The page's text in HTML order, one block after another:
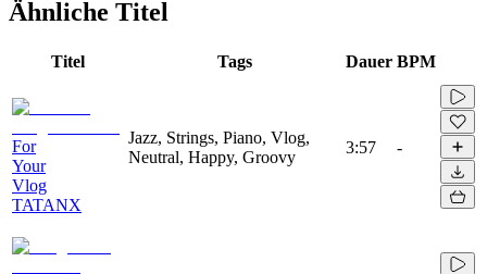
Ähnliche Titel
Titel Tags Dauer BPM
For
Your
Vlog
TATANX
Jazz, Strings, Piano, Vlog,
Neutral, Happy, Groovy
3:57 -